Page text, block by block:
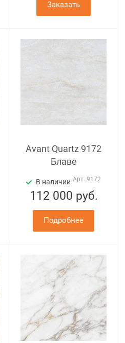
Заказать
Avant Quartz 9172
Блаве
В наличии Арт. 9172
112 000 руб.
Подробнее